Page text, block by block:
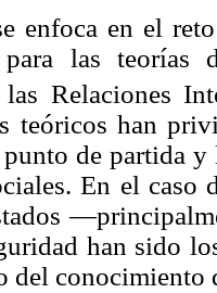
enfoca en el
para las
Relaciones
teóricos han
de partida y
En el caso
han sido
del conocimiento